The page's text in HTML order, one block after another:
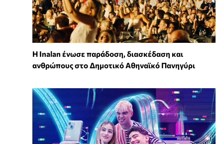
Η Inalan ένωσε παράδοση, διασκέδαση και
ανθρώπους στο Δημοτικό Αθηναϊκό Πανηγύρι